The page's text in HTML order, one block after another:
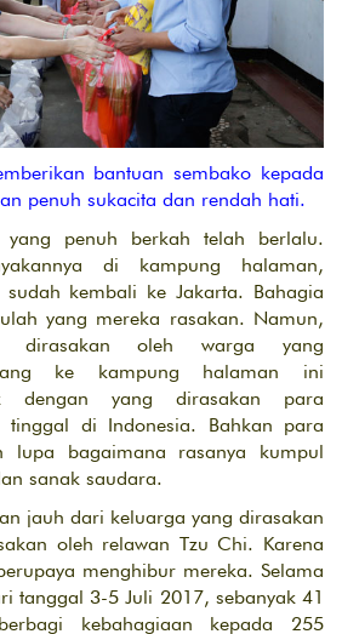
bantuan sembako kepada
penuh sukacita dan rendah hati.
penuh berkah telah berlalu.
di kampung halaman,
kembali ke Jakarta. Bahagia
yang mereka rasakan. Namun,
dirasakan oleh warga yang
ke kampung halaman ini
dengan yang dirasakan para
tinggal di Indonesia. Bahkan para
lupa bagaimana rasanya kumpul
sanak saudara.
jauh dari keluarga yang dirasakan
oleh relawan Tzu Chi. Karena
menghibur mereka. Selama
tanggal 3-5 Juli 2017, sebanyak 41
kebahagiaan kepada 255